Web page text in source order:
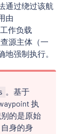
通过绕过该航
由
作负载
源主体（一
强制执行。
。基于
执
的是原始
身的身